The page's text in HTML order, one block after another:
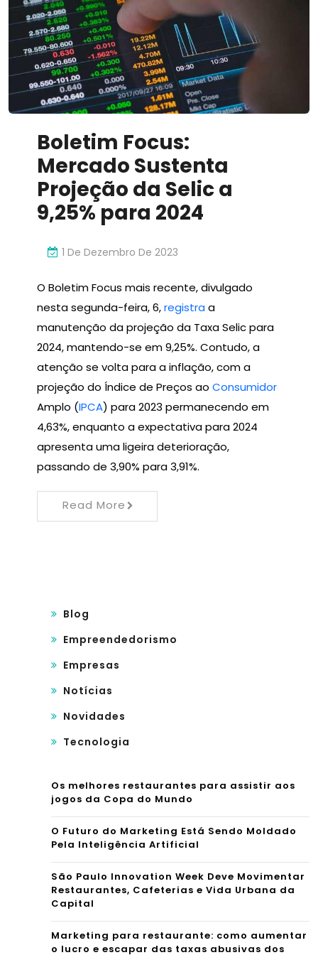
Inovador
Boletim Focus:
Mercado Sustenta
Projeção da Selic a
9,25% para 2024
1 De Dezembro De 2023
O Boletim Focus mais recente, divulgado
nesta segunda-feira, 6,registra a
manutenção da projeção da Taxa Selic para
2024, mantendo-se em 9,25%. Contudo, a
atenção se volta para a inflação, com a
projeção do Índice de Preços ao Consumidor
Amplo (IPCA) para 2023 permanecendo em
4,63%, enquanto a expectativa para 2024
apresenta uma ligeira deterioração,
passando de 3,90% para 3,91%.
Read More
Blog
Empreendedorismo
Empresas
Notícias
Novidades
Tecnologia
Os melhores restaurantes para assistir aos
jogos da Copa do Mundo
O Futuro do Marketing Está Sendo Moldado
Pela Inteligência Artificial
São Paulo Innovation Week Deve Movimentar
Restaurantes, Cafeterias e Vida Urbana da
Capital
Marketing para restaurante: como aumentar
o lucro e escapar das taxas abusivas dos